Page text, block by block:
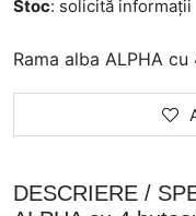
Stoc: solicită informații
Rama alba ALPHA
DESCRIERE /